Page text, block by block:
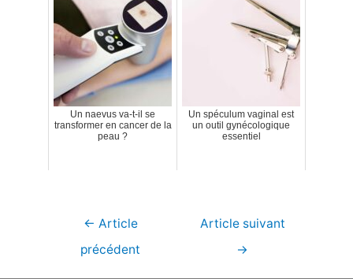
Un naevus va-t-il se
transformer en cancer de la
peau ?
Un spéculum vaginal est
un outil gynécologique
essentiel
Navigation
← Article
précédent
Article suivant
→